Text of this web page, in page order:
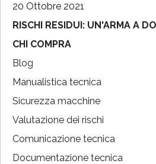
20 Ottobre 2021
RISCHI RESIDUI: UN'ARMA A
CHI COMPRA
Blog
Manualistica tecnica
Sicurezza macchine
Valutazione dei rischi
Comunicazione tecnica
Documentazione tecnica